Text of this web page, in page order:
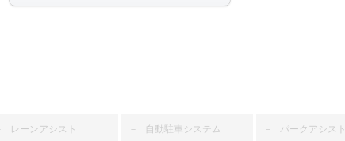
レーンアシスト － 自動駐車システム － パークアシスト